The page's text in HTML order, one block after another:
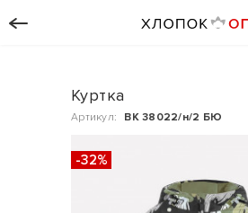
Куртка
Артикул: ВК 38022/н/2 БЮ
-32%